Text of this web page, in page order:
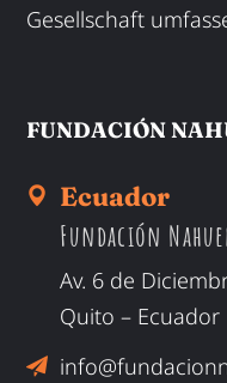
Gesellschaft
FUNDACIÓN
Ecuador
Fundación
Av. 6 de
Quito – Ecuador